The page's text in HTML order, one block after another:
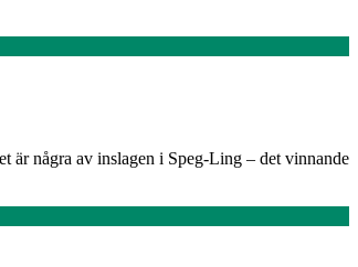
är några av inslagen i Speg-Ling – det vinnande